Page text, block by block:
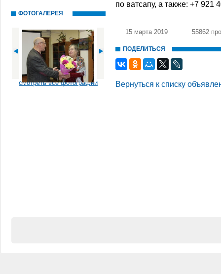
ФОТОГАЛЕРЕЯ
смотреть все фотографии
по ватсапу, а также: +7 921
15 марта 2019 55862
ПОДЕЛИТЬСЯ
Вернуться к списку